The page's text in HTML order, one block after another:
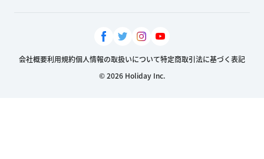
会社概要利用規約個人情報の取扱いについて特定商取引法に基づく表記
© 2026 Holiday Inc.